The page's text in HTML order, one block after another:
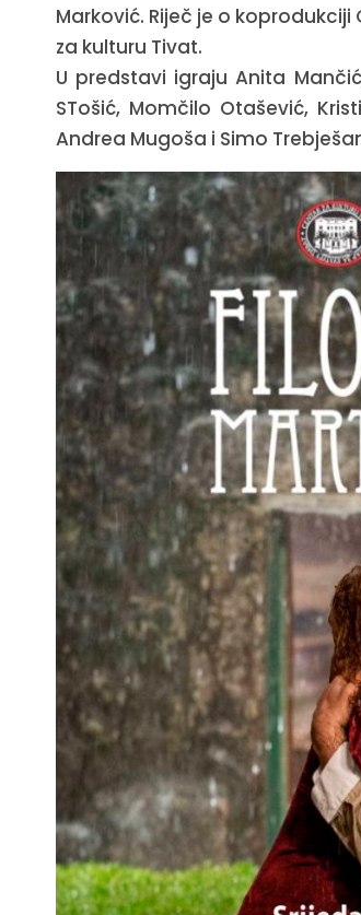
Marković. Riječ je o
za kulturu Tivat.
U predstavi igraju Anita
STošić, Momčilo Otašević,
Andrea Mugoša i Simo